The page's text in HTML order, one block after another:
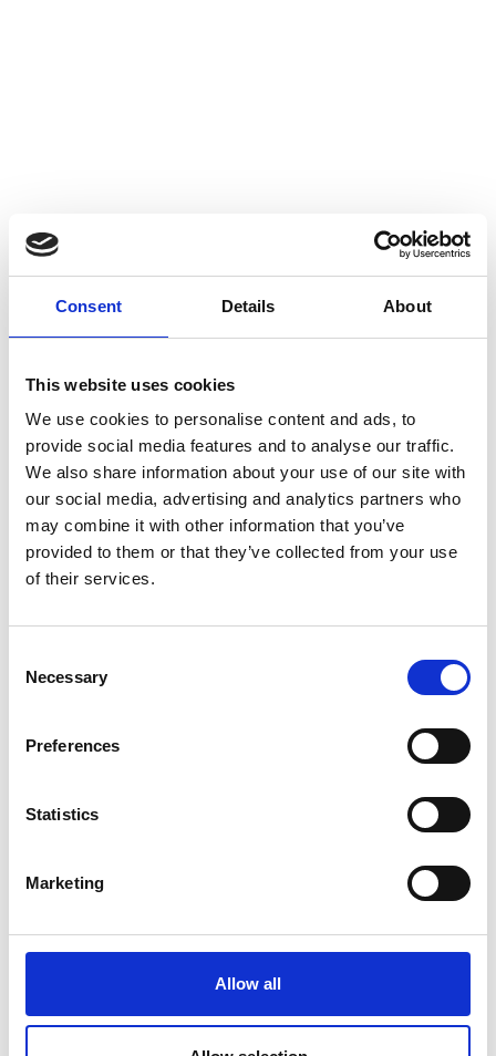
Consent Details About
This website uses cookies
We use cookies to personalise content and ads, to
provide social media features and to analyse our traffic.
We also share information about your use of our site with
our social media, advertising and analytics partners who
may combine it with other information that you’ve
provided to them or that they’ve collected from your use
of their services.
Selection
Necessary
Preferences
Statistics
Marketing
Allow all